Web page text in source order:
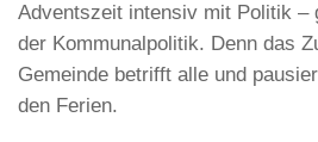
Adventszeit intensiv mit Politik –
der Kommunalpolitik. Denn das
Gemeinde betrifft alle und
den Ferien.